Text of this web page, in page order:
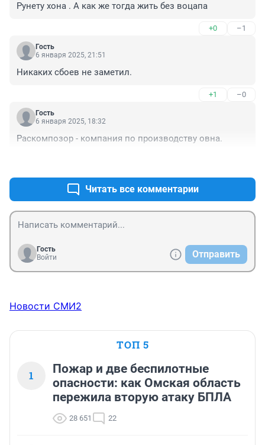
Рунету хона . А как же тогда жить без воцапа
+0 –1
Гость
6 января 2025, 21:51
Никаких сбоев не заметил.
+1 –0
Гость
6 января 2025, 18:32
Раскомпозор - компания по производству овна.
Читать все комментарии
Гость
Войти
Отправить
Новости СМИ2
ТОП 5
1
Пожар и две беспилотные
опасности: как Омская область
пережила вторую атаку БПЛА
28 651 22